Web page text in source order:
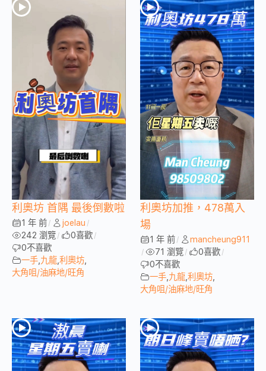
利奧坊 首隅 最後倒數啦
1 年 前 / joelau /
242 瀏覽 / 0喜歡 /
0不喜歡
一手 九龍 利奧坊
大角咀/油麻地/旺角
利奧坊加推，478萬入
場
1 年 前 / mancheung911
/ 71 瀏覽 / 0喜歡 /
0不喜歡
一手 九龍 利奧坊
大角咀/油麻地/旺角